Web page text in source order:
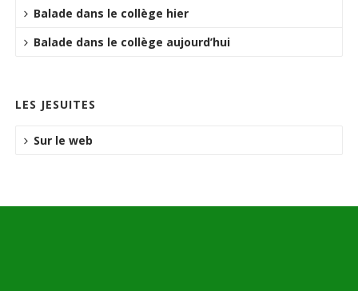
Balade dans le collège hier
Balade dans le collège aujourd’hui
LES JESUITES
Sur le web